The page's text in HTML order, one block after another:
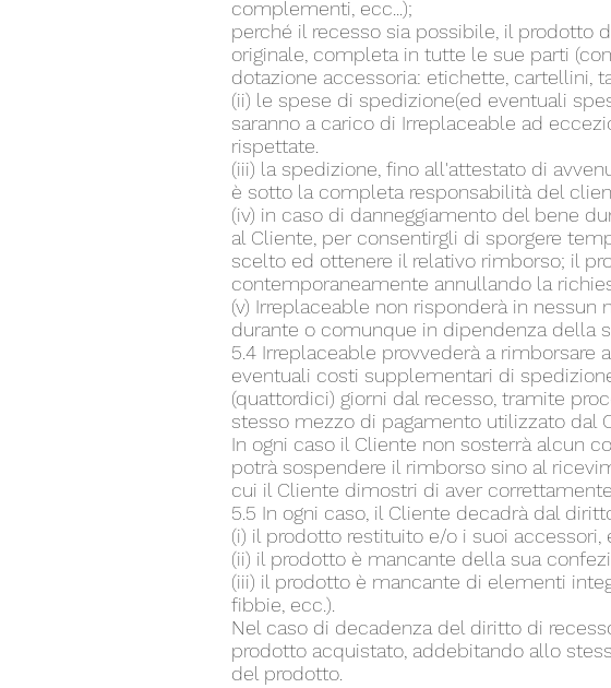
complementi, ecc...);
perché il recesso sia possibile, il prodotto
originale, completa in tutte le sue parti
dotazione accessoria: etichette, cartellini,
(ii) le spese di spedizione(ed eventuali
saranno a carico di Irreplaceable ad
rispettate.
(iii) la spedizione, fino all'attestato di
è sotto la completa responsabilità del
(iv) in caso di danneggiamento del bene
al Cliente, per consentirgli di sporgere
scelto ed ottenere il relativo rimborso; il
contemporaneamente annullando la
(v) Irreplaceable non risponderà in
durante o comunque in dipendenza della
5.4 Irreplaceable provvederà a rimborsare
eventuali costi supplementari di
(quattordici) giorni dal recesso, tramite
stesso mezzo di pagamento utilizzato dal
In ogni caso il Cliente non sosterrà alcun
potrà sospendere il rimborso sino al
cui il Cliente dimostri di aver
5.5 In ogni caso, il Cliente decadrà dal
(i) il prodotto restituito e/o i suoi
(ii) il prodotto è mancante della sua
(iii) il prodotto è mancante di elementi
fibbie, ecc.).
Nel caso di decadenza del diritto di
prodotto acquistato, addebitando allo
del prodotto.